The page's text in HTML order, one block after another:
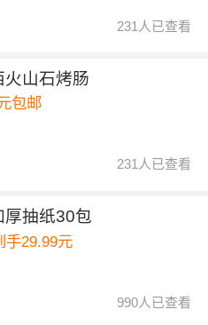
231人已查看
火山石烤肠
包邮
231人已查看
厚抽纸30包
手29.99元
990人已查看